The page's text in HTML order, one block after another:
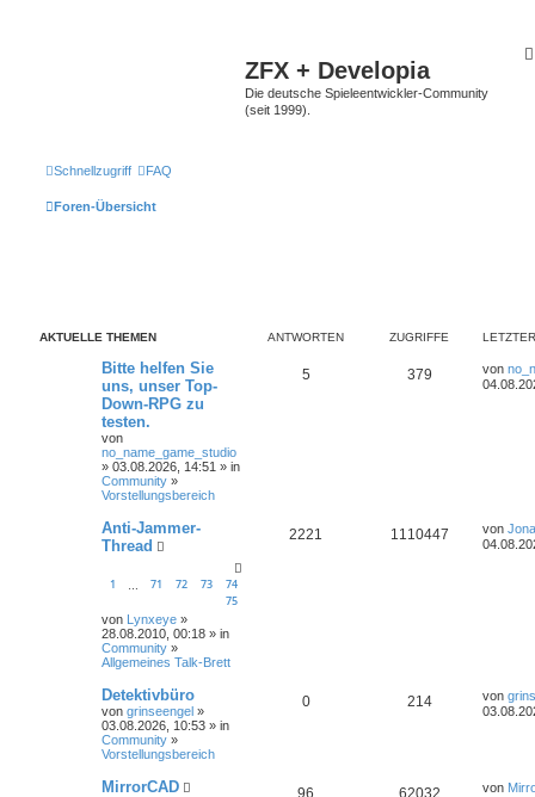
ZFX + Developia
Die deutsche Spieleentwickler-Community
(seit 1999).
Schnellzugriff FAQ
Foren-Übersicht
AKTUELLE THEMEN ANTWORTEN ZUGRIFFE
Bitte helfen Sie
uns, unser Top-
Down-RPG zu
testen.
von
no_name_game_studio
» 03.08.2026, 14:51 » in
Community »
Vorstellungsbereich
5 379 von
Anti-Jammer-
Thread
1 71 72 73
74
75
von Lynxeye »
28.08.2010, 00:18 » in
Community »
Allgemeines Talk-Brett
2221 1110447 von
Detektivbüro
von grinseengel »
03.08.2026, 10:53 » in
Community »
Vorstellungsbereich
0 214 von
MirrorCAD 96 62032 von